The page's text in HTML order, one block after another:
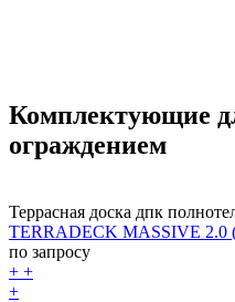
Комплектующие
ограждением
Террасная доска дпк
TERRADECK MASSIVE 2.0
по запросу
+ +
+